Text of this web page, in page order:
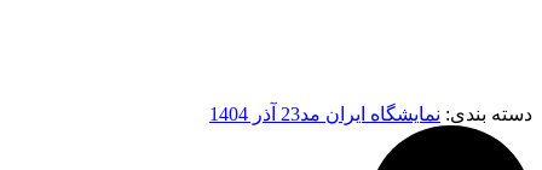
دسته بندی: نمایشگاه ایران مد23 آذر 1404